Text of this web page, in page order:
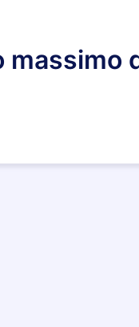
massimo